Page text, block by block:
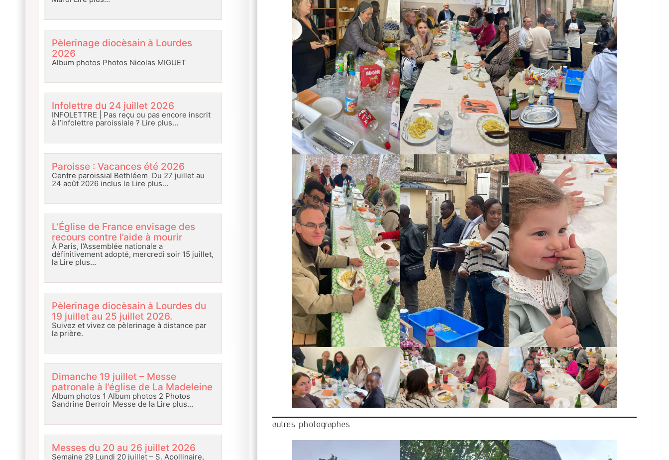
Pèlerinage diocèsain à Lourdes
2026
Album photos Photos Nicolas MIGUET
Infolettre du 24 juillet 2026
INFOLETTRE | Pas reçu ou pas encore inscrit
à l’infolettre paroissiale ? Lire plus…
Paroisse : Vacances été 2026
Centre paroissial Bethléem Du 27 juillet au
24 août 2026 inclus le Lire plus…
L’Église de France envisage des
recours contre l’aide à mourir
À Paris, l’Assemblée nationale a
définitivement adopté, mercredi soir 15 juillet,
la Lire plus…
Pèlerinage diocèsain à Lourdes du
19 juillet au 25 juillet 2026.
Suivez et vivez ce pèlerinage à distance par
la prière.
Dimanche 19 juillet – Messe
patronale à l’église de La Madeleine
Album photos 1 Album photos 2 Photos
Sandrine Berroir Messe de la Lire plus…
Messes du 20 au 26 juillet 2026
Semaine 29 Lundi 20 juillet – S. Apollinaire,
autres photographes